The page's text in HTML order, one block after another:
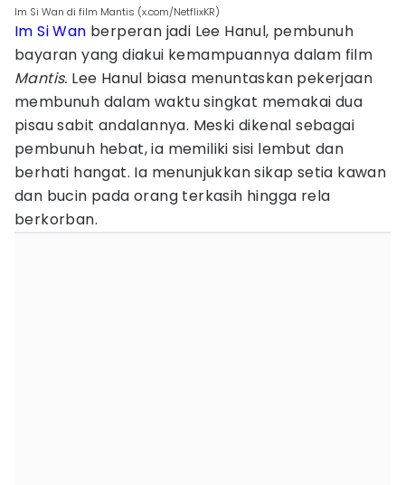
Im Si Wan di film Mantis (x.com/NetflixKR)
Im Si Wan berperan jadi Lee Hanul, pembunuh
bayaran yang diakui kemampuannya dalam film
Mantis. Lee Hanul biasa menuntaskan pekerjaan
membunuh dalam waktu singkat memakai dua
pisau sabit andalannya. Meski dikenal sebagai
pembunuh hebat, ia memiliki sisi lembut dan
berhati hangat. Ia menunjukkan sikap setia kawan
dan bucin pada orang terkasih hingga rela
berkorban.